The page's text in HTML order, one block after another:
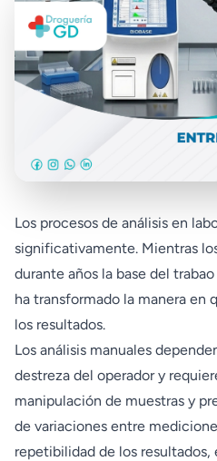
Los procesos de análisis en
significativamente. Mientras
durante años la base del
ha transformado la manera en
los resultados.
Los análisis manuales
destreza del operador y
manipulación de muestras y
de variaciones entre
repetibilidad de los